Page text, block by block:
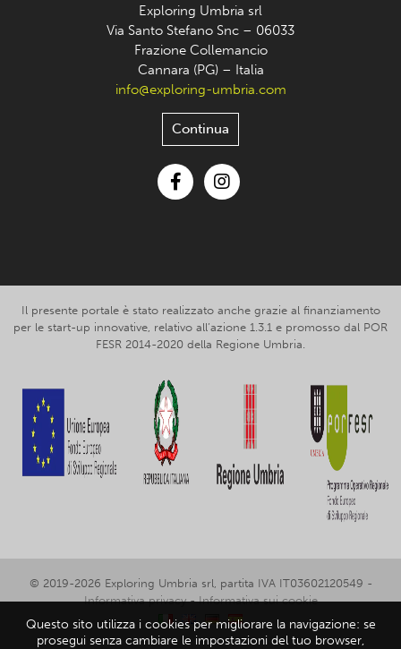
Exploring Umbria srl
Via Santo Stefano Snc – 06033
Frazione Collemancio
Cannara (PG) – Italia
info@exploring-umbria.com
Continua
Il presente portale è stato realizzato anche grazie al finanziamento
per le start-up innovative, relativo all’azione 1.3.1 e promosso dal POR
FESR 2014-2020 della Regione Umbria.
© 2019-2026 Exploring Umbria srl, partita IVA IT03602120549 -
Informativa privacy-Informativa sui cookie
Questo sito utilizza i cookies per migliorare la navigazione: se
prosegui senza cambiare le impostazioni del tuo browser,